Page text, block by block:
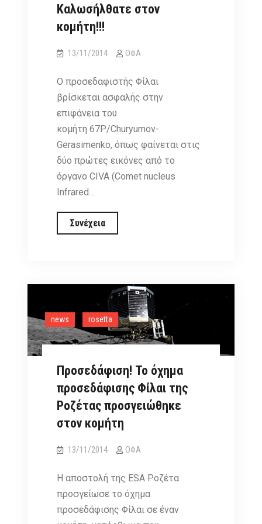
Καλωσήλθατε στον
κομήτη!!!
13/11/2014 ΟΦΑ
Ο προσεδαφιστής Φίλαι
βρίσκεται ασφαλής στην
επιφάνεια του
κομήτη 67P/Churyumov-
Gerasimenko, όπως φαίνεται στις
δύο πρώτες εικόνες από το
όργανο CIVA (Comet nucleus
Infrared…
ΣυνέχειαΚαλωσήλθατε
στον
news rosetta
Προσεδάφιση! Το όχημα
προσεδάφισης Φίλαι της
Ροζέτας προσγειώθηκε
στον κομήτη
13/11/2014 ΟΦΑ
Η αποστολή της ESA Ροζέτα
προσγείωσε το όχημα
προσεδάφισης Φίλαι σε έναν